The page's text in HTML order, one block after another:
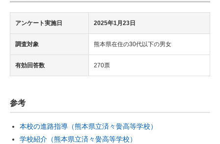
アンケート実施日 2025年1月23日
調査対象 熊本県在住の30代以下の男女
有効回答数 270票
参考
本校の進路指導（熊本県立済々黌高等学校）
学校紹介（熊本県立済々黌高等学校）